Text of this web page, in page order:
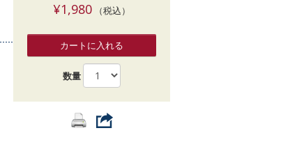
¥1,980（税込）
カートに入れる
数量